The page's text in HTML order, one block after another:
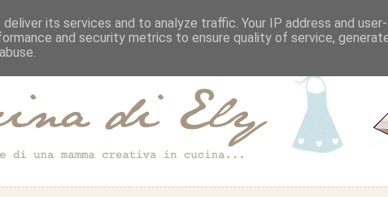
its services and to analyze traffic. Your IP address and
and security metrics to ensure quality of service,